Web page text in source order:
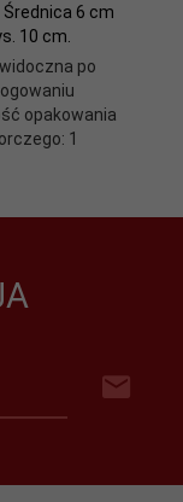
Średnica 6 cm
10 cm.
po
opakowania
1